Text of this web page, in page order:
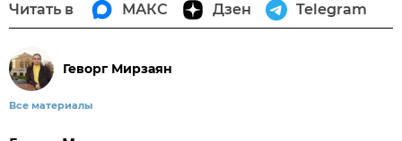
Читать в МАКС Дзен Telegram
Геворг Мирзаян
Все материалы